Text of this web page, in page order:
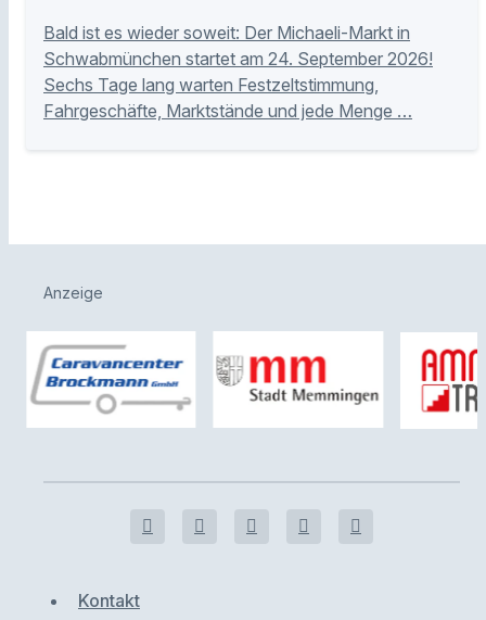
Bald ist es wieder soweit: Der Michaeli-Markt in
Schwabmünchen startet am 24. September 2026!
Sechs Tage lang warten Festzeltstimmung,
Fahrgeschäfte, Marktstände und jede Menge …
Anzeige
Kontakt